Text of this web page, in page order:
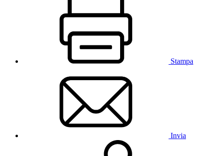
Stampa
Invia